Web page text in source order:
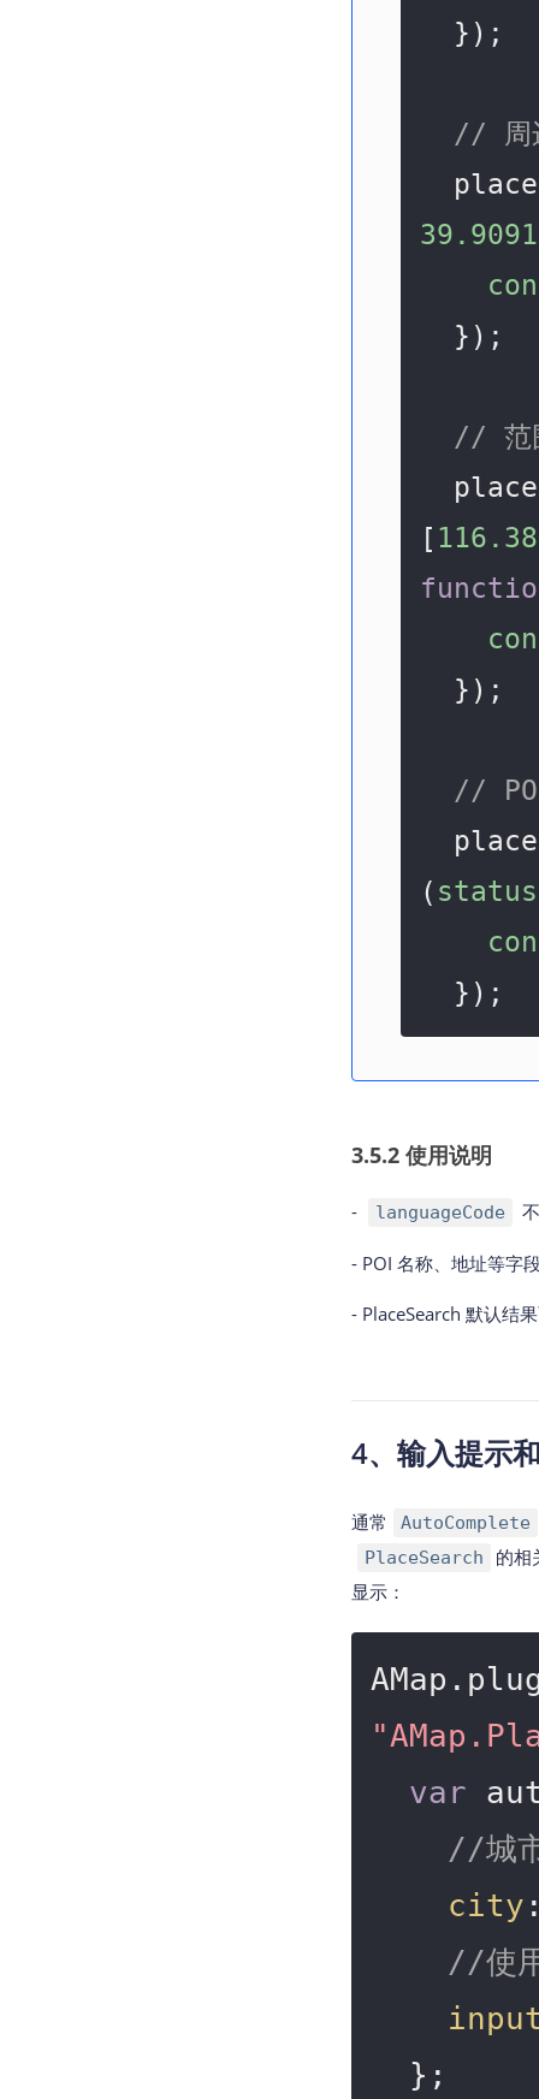
// 周
// 范
[
//
(
  });
3.5.2 使用说明
- languageCode
- POI 名称、地址等字
- PlaceSearch 默认结
4、输入提示
通常
AutoComplete
PlaceSearch
的相
显示：
var
//城
city
//使